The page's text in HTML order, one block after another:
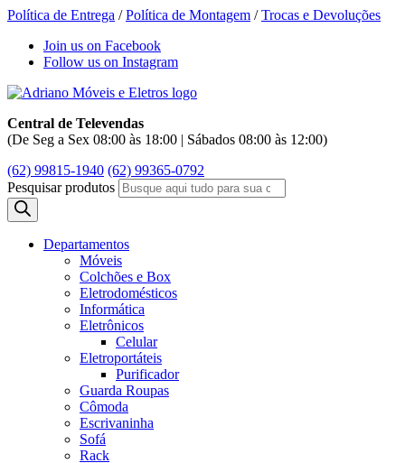
Política de Entrega /Política de Montagem /Trocas e Devoluções
Join us on Facebook
Follow us on Instagram
Central de Televendas
(De Seg a Sex 08:00 às 18:00 | Sábados 08:00 às 12:00)
(62) 99815-1940 (62) 99365-0792
Pesquisar produtos
Departamentos
Móveis
Colchões e Box
Eletrodomésticos
Informática
Eletrônicos
Celular
Eletroportáteis
Purificador
Guarda Roupas
Cômoda
Escrivaninha
Sofá
Rack